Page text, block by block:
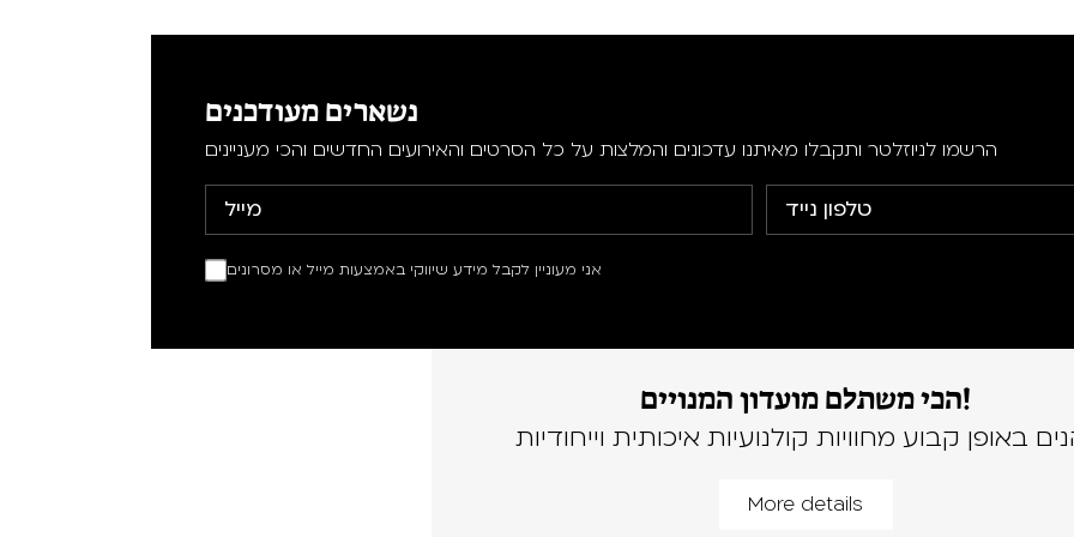
נשארים מעודכנים
הרשמו לניוזלטר ותקבלו מאיתנו עדכונים והמלצות על כל הסרטים והאירועים החדשים והכי מעניינים
אני מעוניין לקבל מידע שיווקי באמצעות מייל או מסרונים
הכי משתלם מועדון המנויים!
באופן קבוע מחוויות קולנועיות איכותית וייחודיות
More details